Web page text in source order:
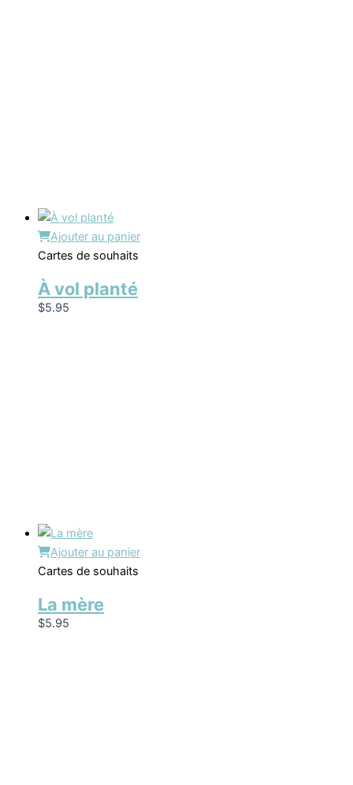
Ajouter au panier
Cartes de souhaits
À vol planté
$5.95
Ajouter au panier
Cartes de souhaits
La mère
$5.95